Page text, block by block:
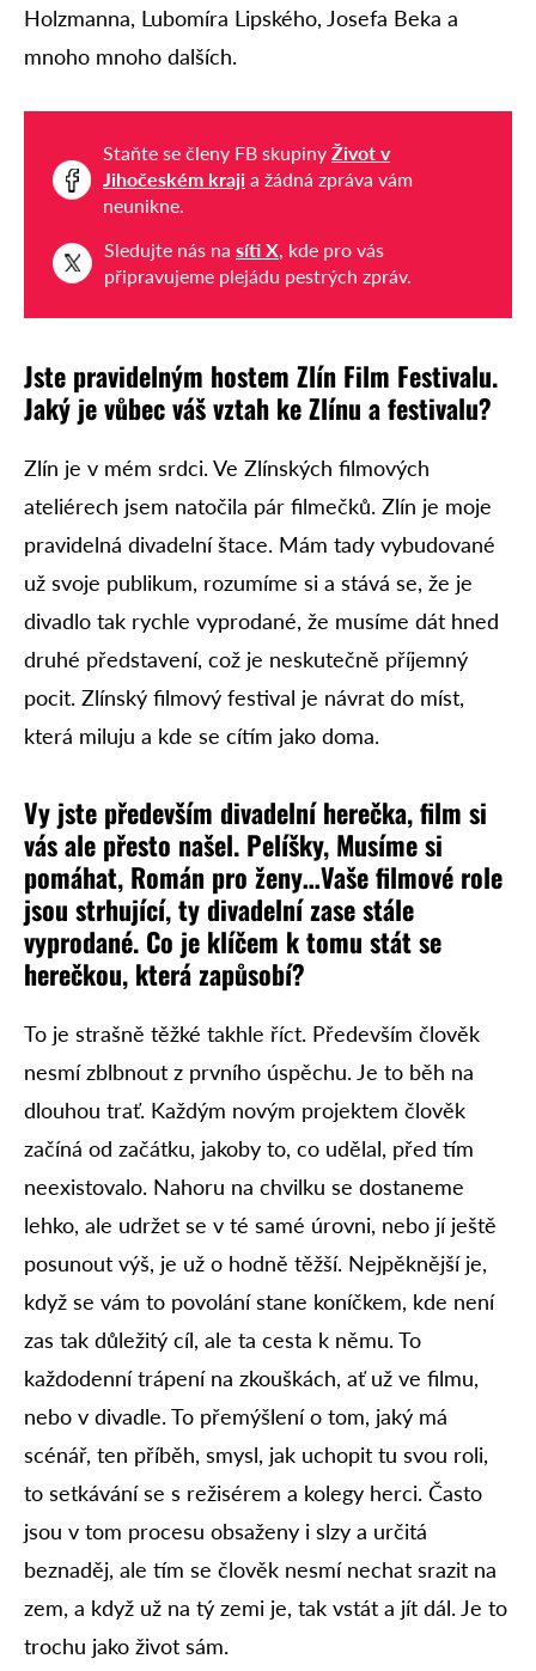
Holzmanna, Lubomíra Lipského, Josefa Beka a
mnoho mnoho dalších.
Staňte se členy FB skupiny Život v
Jihočeském kraji a žádná zpráva vám
neunikne.
Sledujte nás na síti X, kde pro vás
připravujeme plejádu pestrých zpráv.
Jste pravidelným hostem Zlín Film Festivalu.
Jaký je vůbec váš vztah ke Zlínu a festivalu?
Zlín je v mém srdci. Ve Zlínských filmových
ateliérech jsem natočila pár filmečků. Zlín je moje
pravidelná divadelní štace. Mám tady vybudované
už svoje publikum, rozumíme si a stává se, že je
divadlo tak rychle vyprodané, že musíme dát hned
druhé představení, což je neskutečně příjemný
pocit. Zlínský filmový festival je návrat do míst,
která miluju a kde se cítím jako doma.
Vy jste především divadelní herečka, film si
vás ale přesto našel. Pelíšky, Musíme si
pomáhat, Román pro ženy…Vaše filmové role
jsou strhující, ty divadelní zase stále
vyprodané. Co je klíčem k tomu stát se
herečkou, která zapůsobí?
To je strašně těžké takhle říct. Především člověk
nesmí zblbnout z prvního úspěchu. Je to běh na
dlouhou trať. Každým novým projektem člověk
začíná od začátku, jakoby to, co udělal, před tím
neexistovalo. Nahoru na chvilku se dostaneme
lehko, ale udržet se v té samé úrovni, nebo jí ještě
posunout výš, je už o hodně těžší. Nejpěknější je,
když se vám to povolání stane koníčkem, kde není
zas tak důležitý cíl, ale ta cesta k němu. To
každodenní trápení na zkouškách, ať už ve filmu,
nebo v divadle. To přemýšlení o tom, jaký má
scénář, ten příběh, smysl, jak uchopit tu svou roli,
to setkávání se s režisérem a kolegy herci. Často
jsou v tom procesu obsaženy i slzy a určitá
beznaděj, ale tím se člověk nesmí nechat srazit na
zem, a když už na tý zemi je, tak vstát a jít dál. Je to
trochu jako život sám.